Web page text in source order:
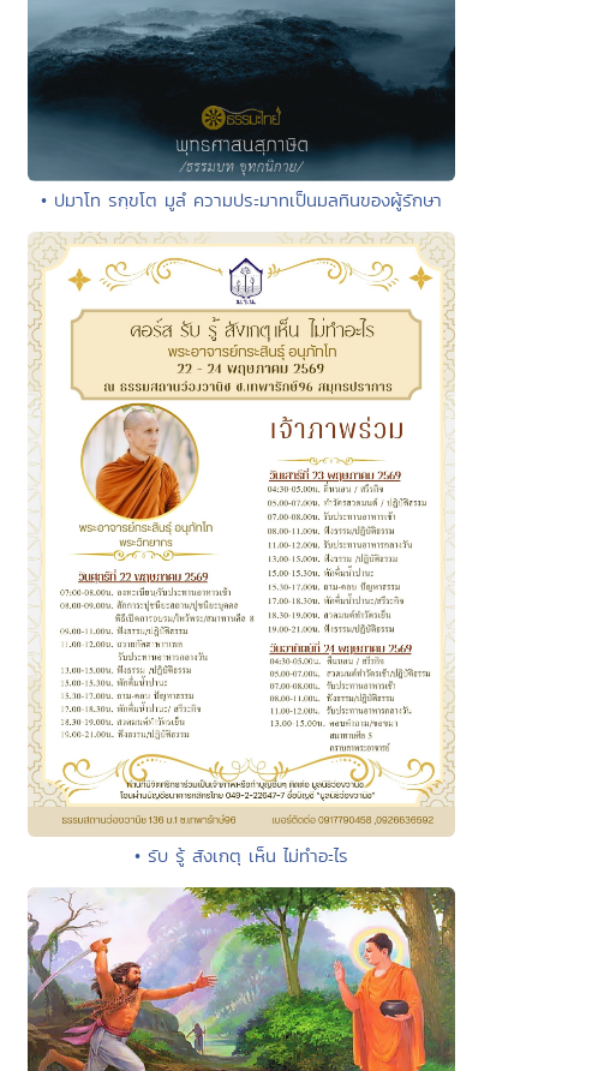
• ปมาโท รกฺขโต มูลํ ความประมาทเป็นมลทินของผู้รักษา
• รับ รู้ สังเกตุ เห็น ไม่ทำอะไร